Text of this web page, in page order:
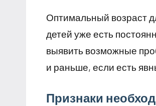
Оптимальный возраст
детей уже есть
выявить возможные
и раньше, если есть
Признаки